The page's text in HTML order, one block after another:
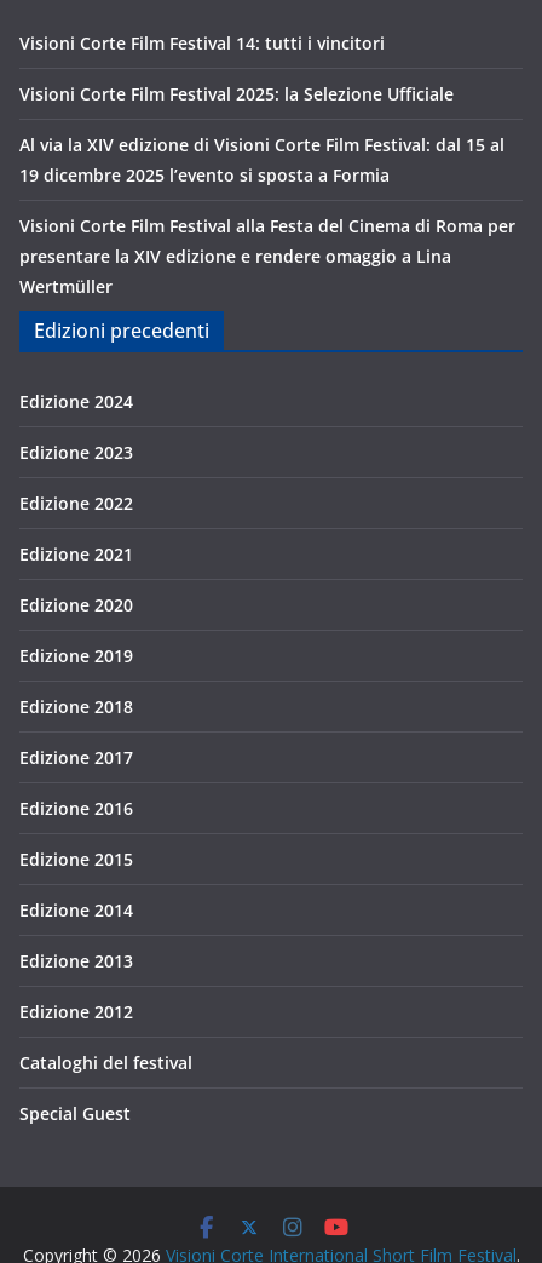
Visioni Corte Film Festival 14: tutti i vincitori
Visioni Corte Film Festival 2025: la Selezione Ufficiale
Al via la XIV edizione di Visioni Corte Film Festival: dal 15 al
19 dicembre 2025 l’evento si sposta a Formia
Visioni Corte Film Festival alla Festa del Cinema di Roma per
presentare la XIV edizione e rendere omaggio a Lina
Wertmüller
Edizioni precedenti
Edizione 2024
Edizione 2023
Edizione 2022
Edizione 2021
Edizione 2020
Edizione 2019
Edizione 2018
Edizione 2017
Edizione 2016
Edizione 2015
Edizione 2014
Edizione 2013
Edizione 2012
Cataloghi del festival
Special Guest
Copyright © 2026 Visioni Corte International Short Film Festival.